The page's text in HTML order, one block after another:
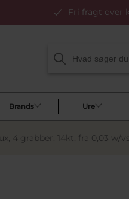
Fri fragt over
Brands Ure
4 grabber. 14kt, fra 0,03 w/